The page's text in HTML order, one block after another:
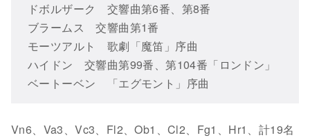
ドボルザーク 交響曲第6番、第8番
ブラームス 交響曲第1番
モーツアルト 歌劇「魔笛」序曲
ハイドン 交響曲第99番、第104番「ロンドン」
ベートーベン 「エグモント」序曲
Vn6、Va3、Vc3、Fl2、Ob1、Cl2、Fg1、Hr1、計19名